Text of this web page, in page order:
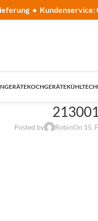
• Kundenservice:
KOCHGERÄTE
Posted by RobinOn 15.